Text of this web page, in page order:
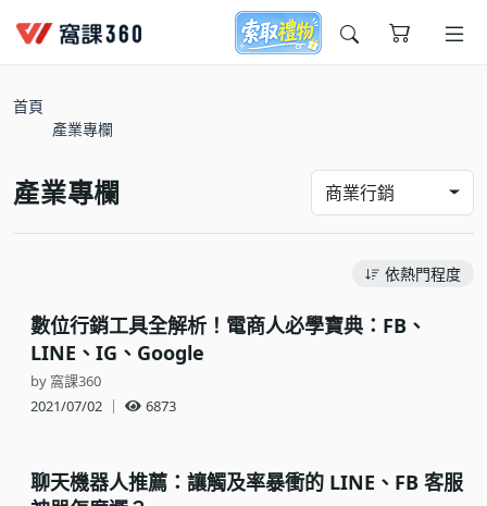
今天想要學什麼?
首頁
產業專欄
產業專欄 商業行銷
依熱門程度
數位行銷工具全解析！電商人必學寶典：FB、
LINE、IG、Google
by 窩課360
2021/07/02 ｜ 6873
聊天機器人推薦：讓觸及率暴衝的 LINE、FB 客服